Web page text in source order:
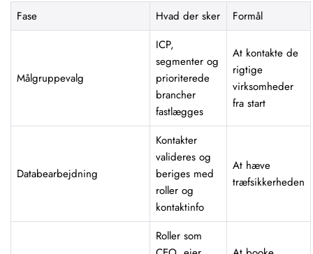
Fase Hvad der sker Formål
Målgruppevalg
ICP,
segmenter og
prioriterede
brancher
fastlægges
At kontakte de
rigtige
virksomheder
fra start
Databearbejdning
Kontakter
valideres og
beriges med
roller og
kontaktinfo
At hæve
træfsikkerheden
Roller som